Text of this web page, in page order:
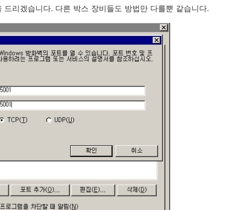
리겠습니다. 다른 박스 장비들도 방법만 다를뿐 같습니다.